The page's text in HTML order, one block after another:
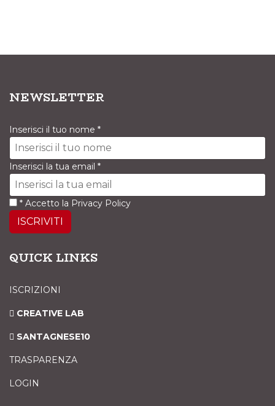
NEWSLETTER
Inserisci il tuo nome *
Inserisci la tua email *
* Accetto la Privacy Policy
ISCRIVITI
QUICK LINKS
ISCRIZIONI
CREATIVE LAB
SANTAGNESE10
TRASPARENZA
LOGIN